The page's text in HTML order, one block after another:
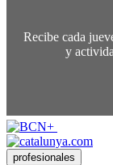
Recibe cada
y
profesionales